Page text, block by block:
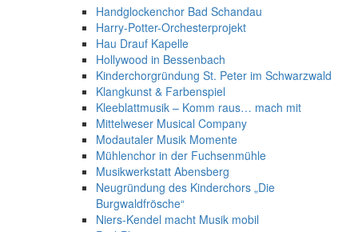
Handglockenchor Bad Schandau
Harry-Potter-Orchesterprojekt
Hau Drauf Kapelle
Hollywood in Bessenbach
Kinderchorgründung St. Peter im Schwarzwald
Klangkunst & Farbenspiel
Kleeblattmusik – Komm raus… mach mit
Mittelweser Musical Company
Modautaler Musik Momente
Mühlenchor in der Fuchsenmühle
Musikwerkstatt Abensberg
Neugründung des Kinderchors „Die
Burgwaldfrösche“
Niers-Kendel macht Musik mobil